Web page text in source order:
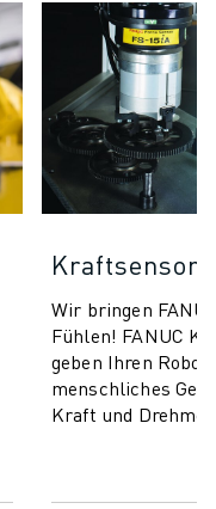
Kraftsensor
Wir bringen
Fühlen! FANUC
geben Ihren
menschliches
Kraft und